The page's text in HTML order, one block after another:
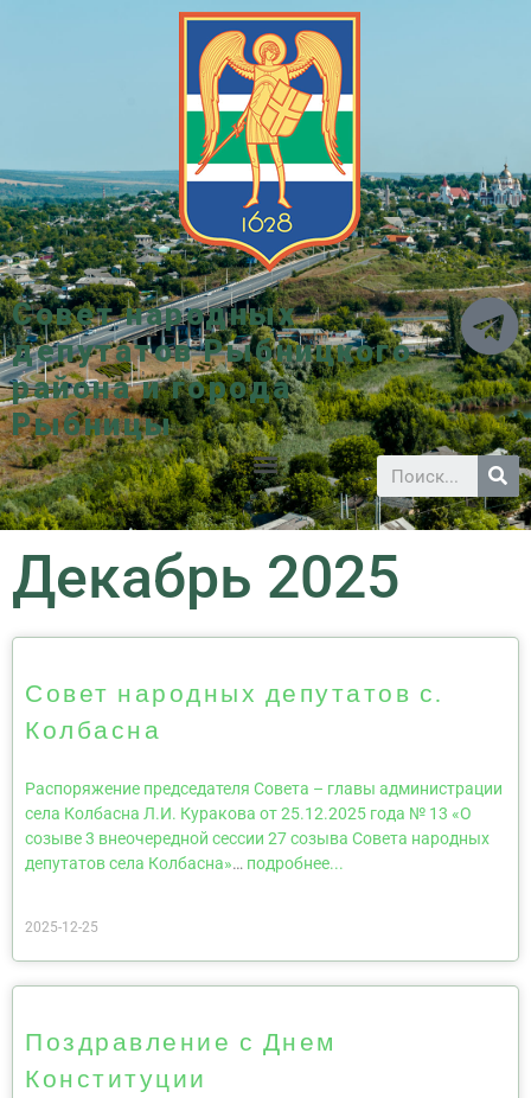
Совет народных
депутатов Рыбницкого
района и города
Рыбницы
Декабрь 2025
Совет народных депутатов с.
Колбасна
Распоряжение председателя Совета – главы администрации
села Колбасна Л.И. Куракова от 25.12.2025 года № 13 «О
созыве 3 внеочередной сессии 27 созыва Совета народных
депутатов села Колбасна»… подробнее...
2025-12-25
Поздравление с Днем
Конституции